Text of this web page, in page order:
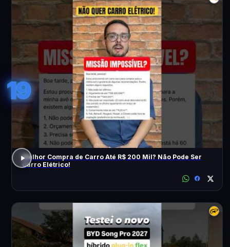
19
Melhor Compra de Carro Até R$ 200 Mil? Não Pode Ser
Carro Elétrico!